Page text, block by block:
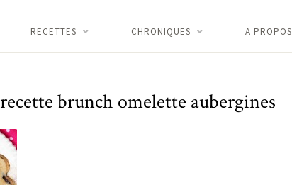
RECETTES CHRONIQUES A PROPOS
recette brunch omelette aubergines